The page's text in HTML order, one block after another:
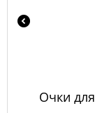
Очки